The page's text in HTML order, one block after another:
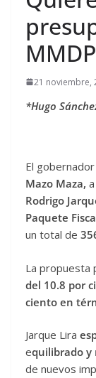
21 noviembre,
*Hugo
El
Mazo Maza,
Rodrigo
Paquete
un total de
La propuesta
del 10.8 por
ciento en
Jarque Lira
equilibrado y
de nuevos